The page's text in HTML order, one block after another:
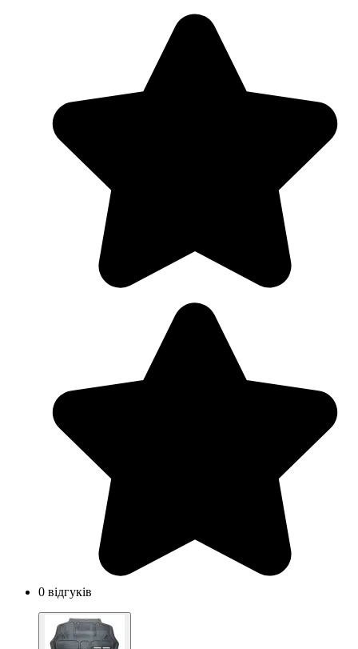
0 відгуків